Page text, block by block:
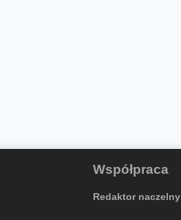
Współpraca
Redaktor naczelny